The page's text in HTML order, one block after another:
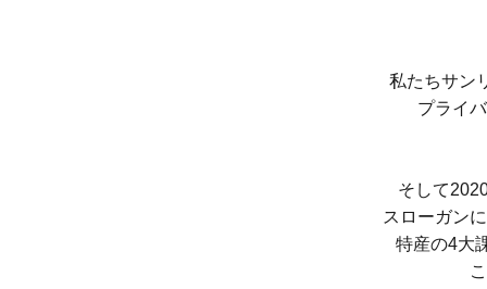
私たちサン
プライ
そして
スローガン
特産の4大